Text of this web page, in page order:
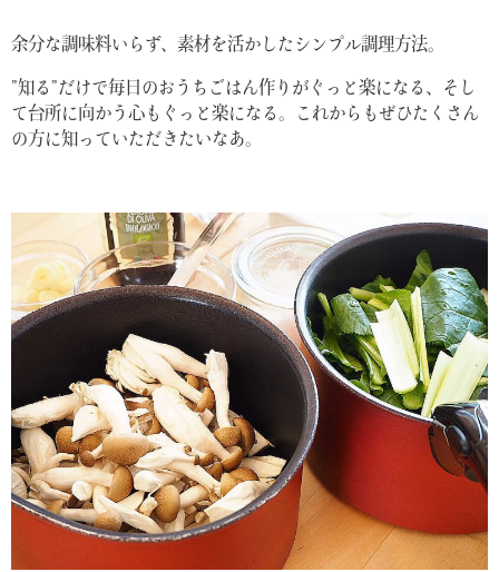
余分な調味料いらず、素材を活かしたシンプル調理方法。
”知る”だけで毎日のおうちごはん作りがぐっと楽になる、そし
て台所に向かう心もぐっと楽になる。これからもぜひたくさん
の方に知っていただきたいなあ。